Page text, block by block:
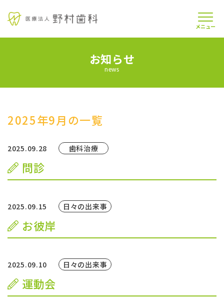
お知らせ
news
2025年9月の一覧
2025.09.28 歯科治療
問診
2025.09.15 日々の出来事
お彼岸
2025.09.10 日々の出来事
運動会
メニュー
よくあるご質問
お知らせ
お問い合わせ
予約のお電話はこちらから
tel. 089-931-6090